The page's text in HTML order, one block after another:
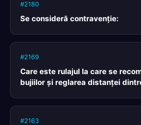
#2180
Se consideră contravenţie:
#2169
Care este rulajul la care se
bujiilor şi reglarea distanţei
#2163